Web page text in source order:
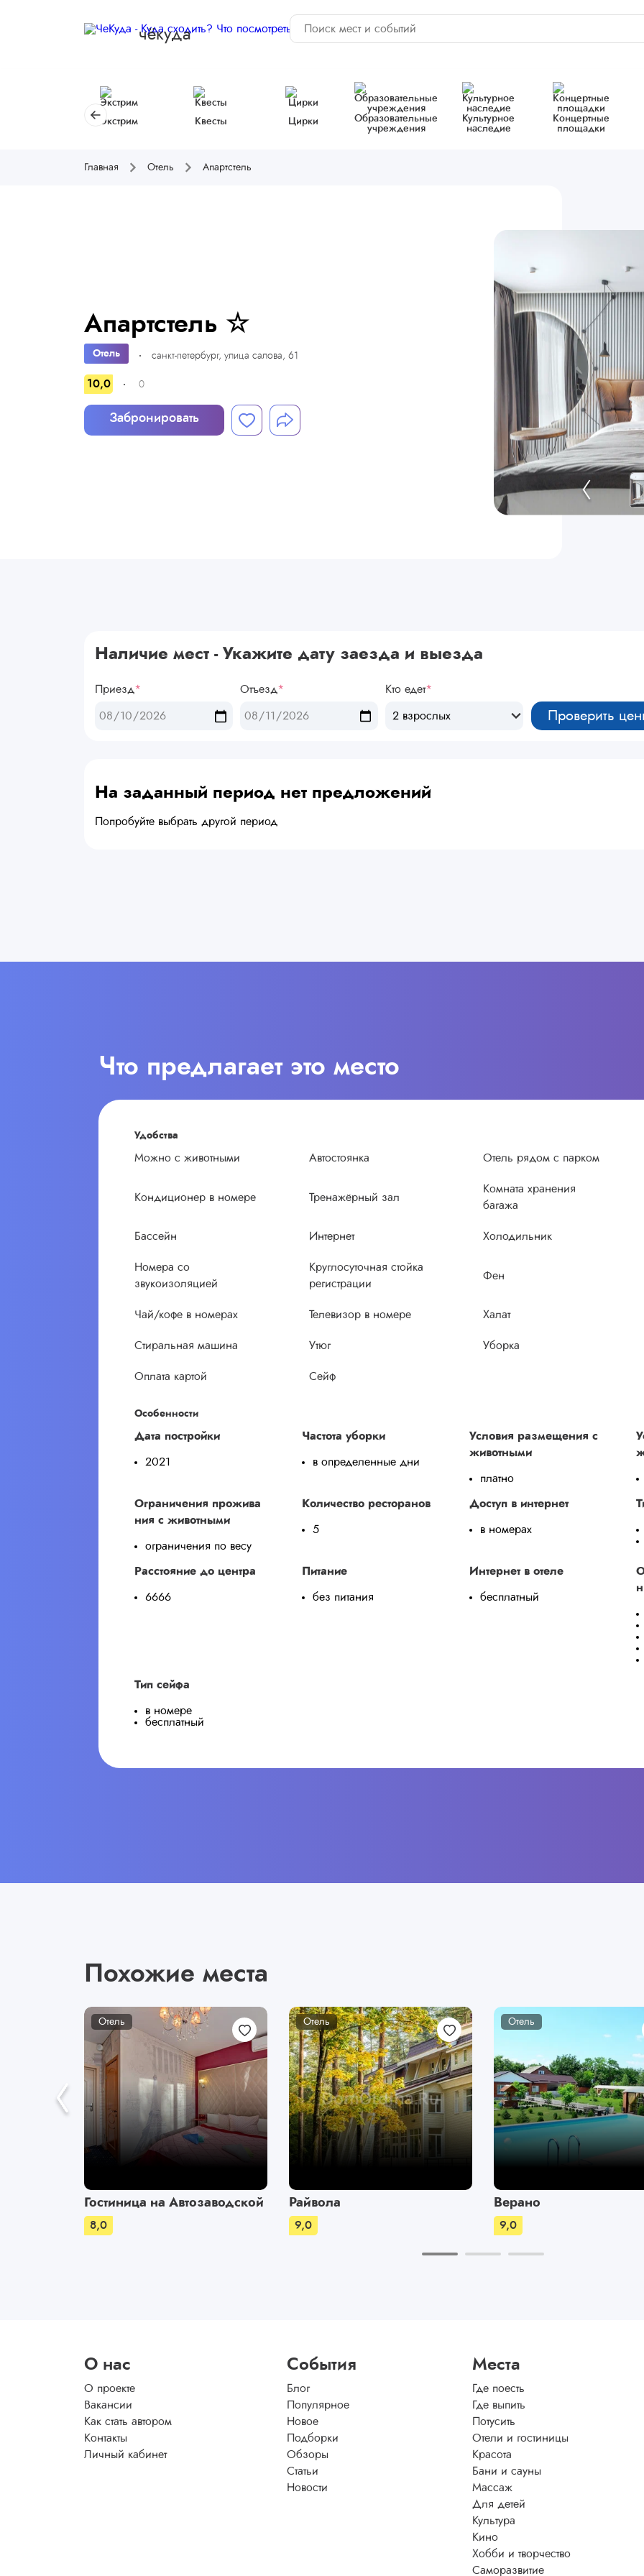
чёкуда
Экстрим Квесты Цирки
Образовательные
учреждения
Культурное
наследие
Концертные
площадки
Главная Отель Апартстель
Апартстель ☆
Отель санкт-петербург, улица салова, 61
10,0 0
Забронировать
Наличие мест - Укажите дату заезда и выезда
Приезд* Отъезд* Кто едет*
2 взрослых Проверить
На заданный период нет предложений
Попробуйте выбрать другой период
Что предлагает это место
Удобства
Можно с животными Автостоянка Отель рядом с парком
Кондиционер в номере Тренажёрный зал
Комната хранения
багажа
Бассейн Интернет Холодильник
Номера со
звукоизоляцией
Круглосуточная стойка
регистрации
Фен
Чай/кофе в номерах Телевизор в номере Халат
Стиральная машина Утюг Уборка
Оплата картой Сейф
Особенности
Дата постройки
2021
Частота уборки
в определенные дни
Условия размещения с
животными
платно
Ограничения прожива
ния с животными
ограничения по весу
Количество ресторанов
5
Доступ в интернет
в номерах
Расстояние до центра
6666
Питание
без питания
Интернет в отеле
бесплатный
Тип сейфа
в номере
бесплатный
Похожие места
Отель
Гостиница на Автозаводской
8,0
Отель
Райвола
9,0
Отель
Верано
9,0
О нас
О проекте
Вакансии
Как стать автором
Контакты
Личный кабинет
События
Блог
Популярное
Новое
Подборки
Обзоры
Статьи
Новости
Места
Где поесть
Где выпить
Потусить
Отели и гостиницы
Красота
Бани и сауны
Массаж
Для детей
Культура
Кино
Хобби и творчество
Саморазвитие